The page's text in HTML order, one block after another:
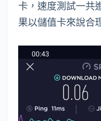
卡，速度測試一共
果以儲值卡來說合